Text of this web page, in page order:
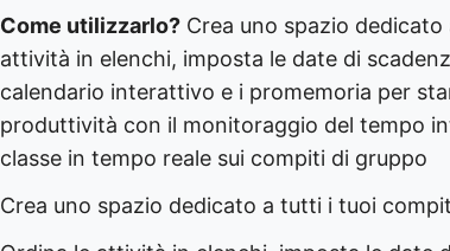
Come utilizzarlo? Crea uno spazio
attività in elenchi, imposta le date di
calendario interattivo e i promemoria per
produttività con il monitoraggio del tempo
classe in tempo reale sui compiti di gruppo
Crea uno spazio dedicato a tutti i tuoi